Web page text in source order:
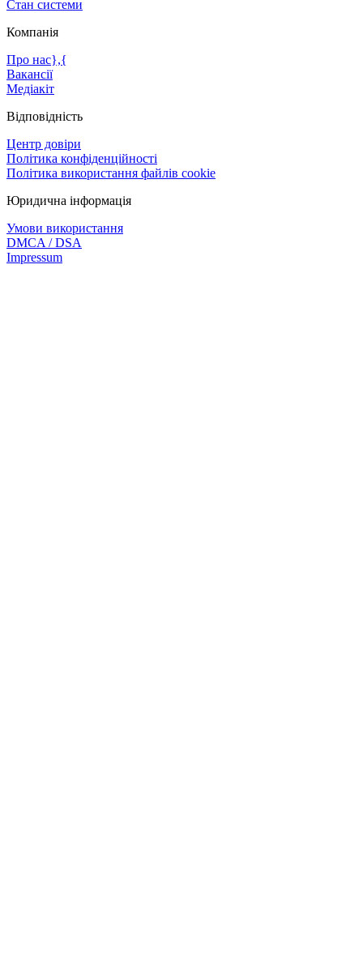
Стан системи
Компанія
Про нас},{
Вакансії
Медіакіт
Відповідність
Центр довіри
Політика конфіденційності
Політика використання файлів cookie
Юридична інформація
Умови використання
DMCA / DSA
Impressum